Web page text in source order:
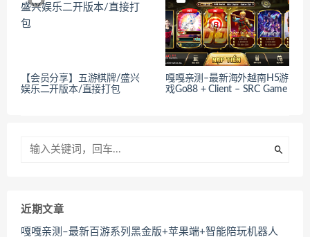
【会员分享】五游棋牌/盛兴
娱乐二开版本/直接打包
嘎嘎亲测–最新海外越南H5游
戏Go88 + Client – SRC Game
近期文章
嘎嘎亲测–最新百游系列黑金版+苹果端+智能陪玩机器人